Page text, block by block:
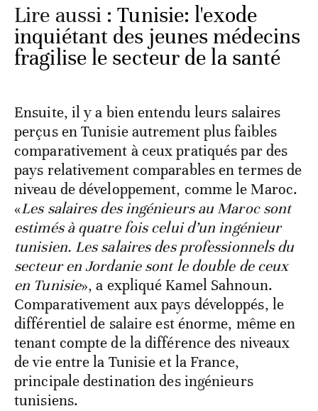
Lire aussi :Tunisie: l'exode
inquiétant des jeunes médecins
fragilise le secteur de la santé
Ensuite, il y a bien entendu leurs salaires
perçus en Tunisie autrement plus faibles
comparativement à ceux pratiqués par des
pays relativement comparables en termes de
niveau de développement, comme le Maroc.
«Les salaires des ingénieurs au Maroc sont
estimés à quatre fois celui d’un ingénieur
tunisien. Les salaires des professionnels du
secteur en Jordanie sont le double de ceux
en Tunisie», a expliqué Kamel Sahnoun.
Comparativement aux pays développés, le
différentiel de salaire est énorme, même en
tenant compte de la différence des niveaux
de vie entre la Tunisie et la France,
principale destination des ingénieurs
tunisiens.